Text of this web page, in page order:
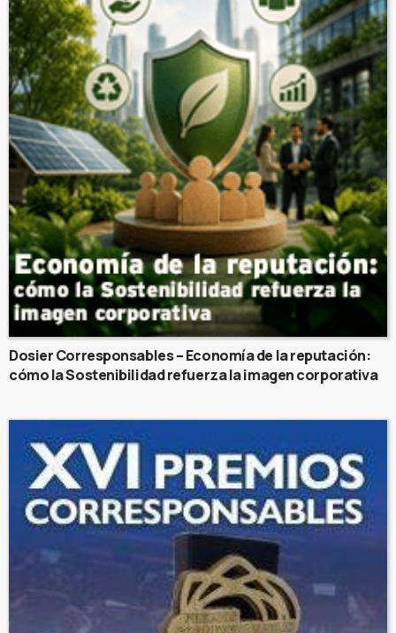
Dosier Corresponsables – Economía de la reputación:
cómo la Sostenibilidad refuerza la imagen corporativa